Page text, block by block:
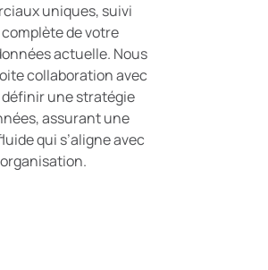
uniques, suivi
de votre
actuelle. Nous
collaboration avec
une stratégie
assurant une
qui s’aligne avec